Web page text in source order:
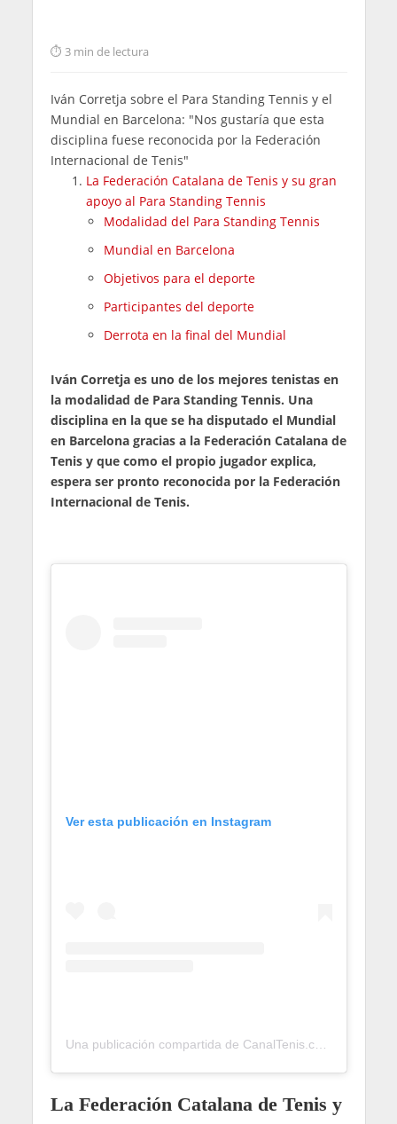
3 min de lectura
Iván Corretja sobre el Para Standing Tennis y el
Mundial en Barcelona: "Nos gustaría que esta
disciplina fuese reconocida por la Federación
Internacional de Tenis"
La Federación Catalana de Tenis y su gran
apoyo al Para Standing Tennis
Modalidad del Para Standing Tennis
Mundial en Barcelona
Objetivos para el deporte
Participantes del deporte
Derrota en la final del Mundial
Iván Corretja es uno de los mejores tenistas en
la modalidad de Para Standing Tennis. Una
disciplina en la que se ha disputado el Mundial
en Barcelona gracias a la Federación Catalana de
Tenis y que como el propio jugador explica,
espera ser pronto reconocida por la Federación
Internacional de Tenis.
Ver esta publicación en Instagram
Una publicación compartida de CanalTenis.com 🎾 (@canaltenis)
La Federación Catalana de Tenis y